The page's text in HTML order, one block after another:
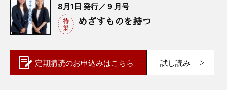
8月1日 発行／ 9 月号
めざすものを持つ
定期購読のお申込みはこちら 試し読み